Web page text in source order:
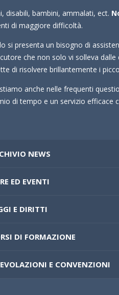
disabili, bambini, ammalati, ect.
di maggiore difficoltà.
si presenta un bisogno di
che non solo vi solleva
di risolvere brillantemente i
anche nelle frequenti
di tempo e un servizio efficace
NEWS
ED EVENTI
E DIRITTI
DI FORMAZIONE
E CONVENZIONI